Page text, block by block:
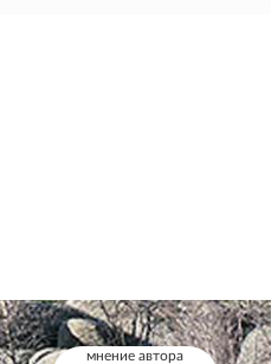
мнение автора